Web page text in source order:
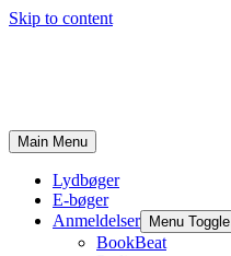
Skip to content
Main Menu
Lydbøger
E-bøger
Anmeldelser
Menu Toggle
BookBeat